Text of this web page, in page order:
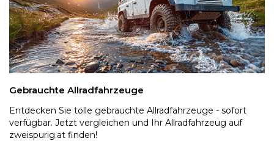
Gebrauchte Allradfahrzeuge
Entdecken Sie tolle gebrauchte Allradfahrzeuge - sofort
verfügbar. Jetzt vergleichen und Ihr Allradfahrzeug auf
zweispurig.at finden!